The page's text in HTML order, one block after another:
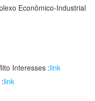
Econômico-Industrial
Interesses :link
link